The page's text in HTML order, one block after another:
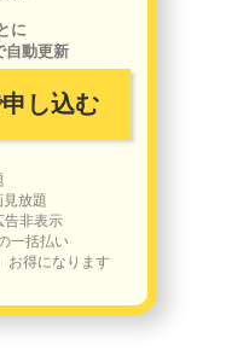
に
自動更新
し込む
見放題
告非表示
一括払い
お得になります